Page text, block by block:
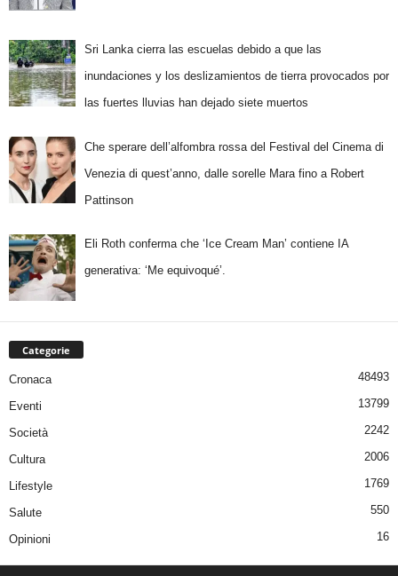
Sri Lanka cierra las escuelas debido a que las
inundaciones y los deslizamientos de tierra provocados por
las fuertes lluvias han dejado siete muertos
Che sperare dell’alfombra rossa del Festival del Cinema di
Venezia di quest’anno, dalle sorelle Mara fino a Robert
Pattinson
Eli Roth conferma che ‘Ice Cream Man’ contiene IA
generativa: ‘Me equivoqué’.
Categorie
Cronaca 48493
Eventi 13799
Società 2242
Cultura 2006
Lifestyle 1769
Salute 550
Opinioni 16